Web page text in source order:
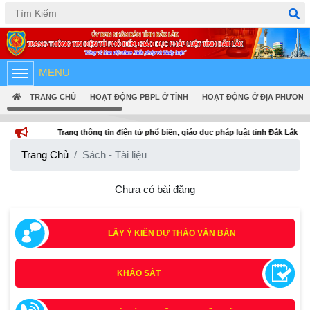
Tiếng Việt English
MENU
TRANG CHỦ HOẠT ĐỘNG PBPL Ở TỈNH HOẠT ĐỘNG Ở ĐỊA PHƯƠNG
Trang thông tin điện tử phổ biến, giáo dục pháp luật tỉnh Đắk Lắk
Trang Chủ Sách - Tài liệu
Chưa có bài đăng
LẤY Ý KIẾN DỰ THẢO VĂN BẢN
KHẢO SÁT